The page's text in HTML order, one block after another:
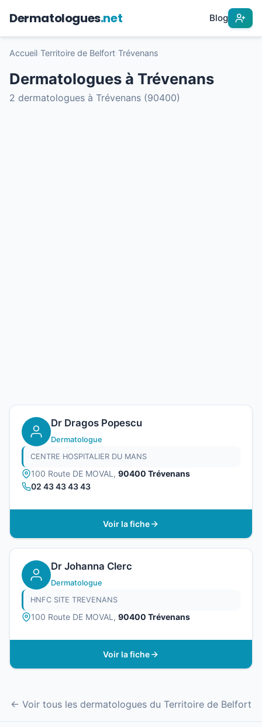
Dermatologues.net Blog
Accueil Territoire de Belfort Trévenans
Dermatologues à Trévenans
2 dermatologues à Trévenans (90400)
Dr Dragos Popescu
Dermatologue
CENTRE HOSPITALIER DU MANS
100 Route DE MOVAL, 90400 Trévenans
02 43 43 43 43
Voir la fiche
Dr Johanna Clerc
Dermatologue
HNFC SITE TREVENANS
100 Route DE MOVAL, 90400 Trévenans
Voir la fiche
← Voir tous les dermatologues du Territoire de Belfort